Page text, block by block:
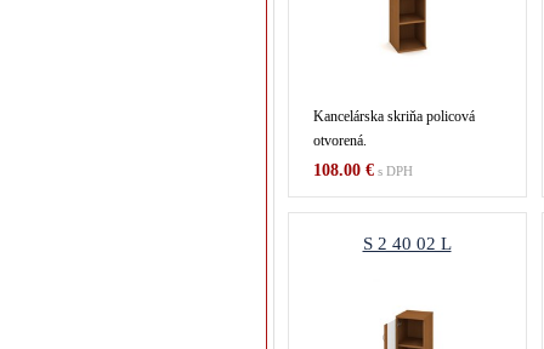
Kancelárska skriňa policová
otvorená.
108.00 €s DPH
S 2 40 02 L